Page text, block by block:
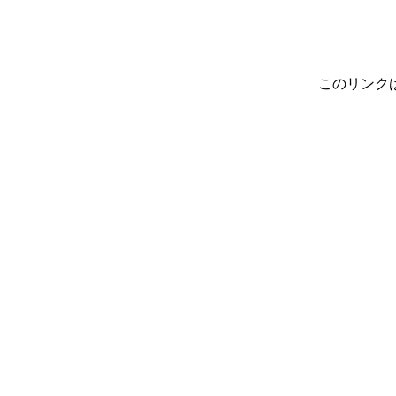
このリンク